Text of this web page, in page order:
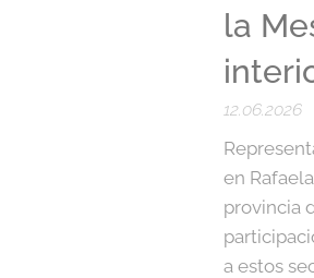
la
12.06.2026
en
provincia
a estos